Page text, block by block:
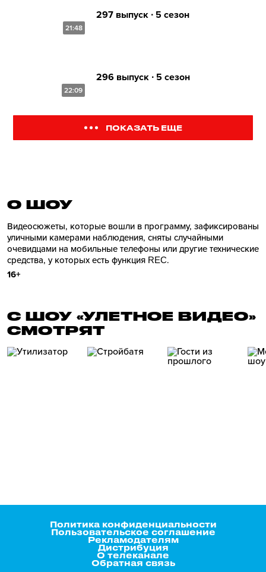
21:48
297 выпуск ∙ 5 сезон
22:09
296 выпуск ∙ 5 сезон
ПОКАЗАТЬ ЕЩЕ
О ШОУ
Видеосюжеты, которые вошли в программу, зафиксированы
уличными камерами наблюдения, сняты случайными
очевидцами на мобильные телефоны или другие технические
средства, у которых есть функция REC.
16+
С ШОУ «УЛЕТНОЕ ВИДЕО»
СМОТРЯТ
Политика конфиденциальности
Пользовательское соглашение
Рекламодателям
Дистрибуция
О телеканале
Обратная связь